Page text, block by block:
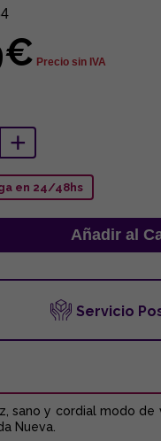
Precio sin IVA
+
en 24/48hs
Servicio
sano y cordial modo de
Nueva.